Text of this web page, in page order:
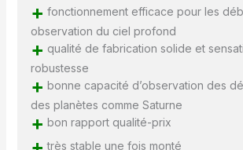
+ fonctionnement efficace pour les
observation du ciel profond
+ qualité de fabrication solide et
robustesse
+ bonne capacité d’observation des
des planètes comme Saturne
+ bon rapport qualité-prix
très stable une fois monté